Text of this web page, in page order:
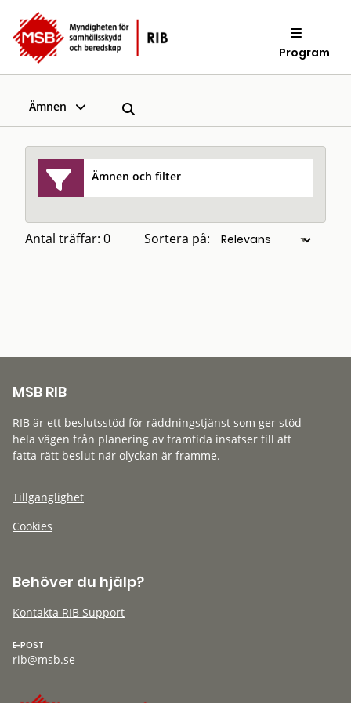
Program
Ämnen
Ämnen och filter
Antal träffar: 0 Sortera på:
MSB RIB
RIB är ett beslutsstöd för räddningstjänst som ger stöd
hela vägen från planering av framtida insatser till att
fatta rätt beslut när olyckan är framme.
Tillgänglighet
Cookies
Behöver du hjälp?
Kontakta RIB Support
E-POST
rib@msb.se